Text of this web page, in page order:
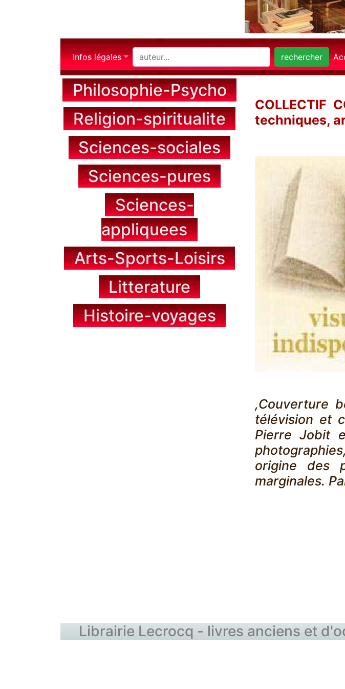
Infos légales rechercher
Philosophie-Psycho
Religion-spiritualite
Sciences-sociales
Sciences-pures
Sciences-
appliquees
Arts-Sports-Loisirs
Litterature
Histoire-voyages
COLLECTIF
techniques,
,Couverture
télévision et
Pierre Jobit
origine des
marginales.
Librairie Lecrocq - livres anciens et